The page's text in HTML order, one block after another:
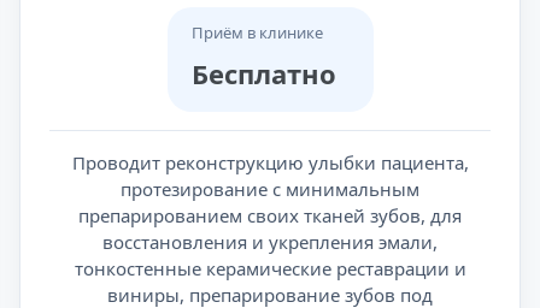
Приём в клинике
Бесплатно
Проводит реконструкцию улыбки пациента,
протезирование с минимальным
препарированием своих тканей зубов, для
восстановления и укрепления эмали,
тонкостенные керамические реставрации и
виниры, препарирование зубов под